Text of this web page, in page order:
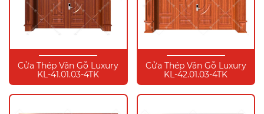
Cửa Thép Vân Gỗ Luxury
KL-41.01.03-4TK
Cửa Thép Vân Gỗ Luxury
KL-42.01.03-4TK